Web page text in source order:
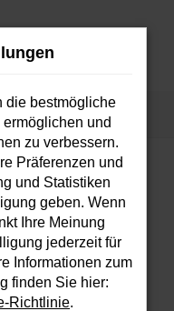
helfen können:
deine
die bestmögliche
und
zu verbessern.
Präferenzen und
und Statistiken
geben. Wenn
Ihre Meinung
jederzeit für
Informationen zum
finden Sie hier:
Richtlinie.